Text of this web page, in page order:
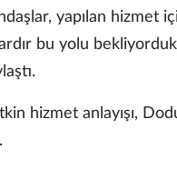
yapılan hizmet
bu yolu
hizmet anlayışı,